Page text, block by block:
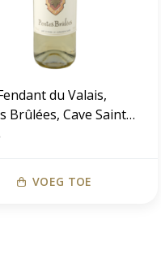
du Valais,
Brûlées, Cave Saint
VOEG TOE